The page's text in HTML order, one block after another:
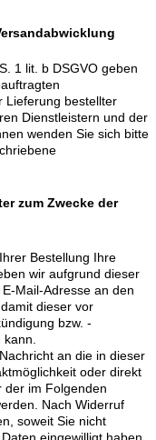
1 lit. b DSGVO geben
Lieferung bestellter
Dienstleistern und der
wenden Sie sich bitte
zum Zwecke der
Bestellung Ihre
wir aufgrund dieser
Mail-Adresse an den
dieser vor
bzw. -
an die in dieser
oder direkt
der im Folgenden
Nach Widerruf
soweit Sie nicht